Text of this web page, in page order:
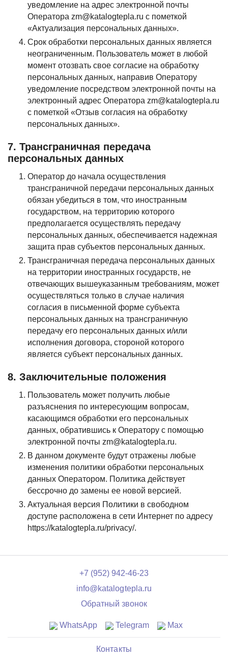
уведомление на адрес электронной почты
Оператора zm@katalogtepla.ru с пометкой
«Актуализация персональных данных».
Срок обработки персональных данных является
неограниченным. Пользователь может в любой
момент отозвать свое согласие на обработку
персональных данных, направив Оператору
уведомление посредством электронной почты на
электронный адрес Оператора zm@katalogtepla.ru
с пометкой «Отзыв согласия на обработку
персональных данных».
7. Трансграничная передача
персональных данных
Оператор до начала осуществления
трансграничной передачи персональных данных
обязан убедиться в том, что иностранным
государством, на территорию которого
предполагается осуществлять передачу
персональных данных, обеспечивается надежная
защита прав субъектов персональных данных.
Трансграничная передача персональных данных
на территории иностранных государств, не
отвечающих вышеуказанным требованиям, может
осуществляться только в случае наличия
согласия в письменной форме субъекта
персональных данных на трансграничную
передачу его персональных данных и/или
исполнения договора, стороной которого
является субъект персональных данных.
8. Заключительные положения
Пользователь может получить любые
разъяснения по интересующим вопросам,
касающимся обработки его персональных
данных, обратившись к Оператору с помощью
электронной почты zm@katalogtepla.ru.
В данном документе будут отражены любые
изменения политики обработки персональных
данных Оператором. Политика действует
бессрочно до замены ее новой версией.
Актуальная версия Политики в свободном
доступе расположена в сети Интернет по адресу
https://katalogtepla.ru/privacy/.
+7 (952) 942-46-23
info@katalogtepla.ru
Обратный звонок
WhatsApp Telegram Max
Контакты